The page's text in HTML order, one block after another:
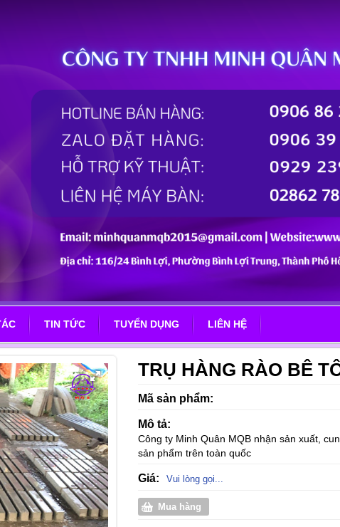
TIN TỨC TUYỂN DỤNG LIÊN HỆ
TRỤ HÀNG RÀO BÊ
Mã sản phẩm:
Mô tả:
Công ty Minh Quân MQB nhận sản xuất,
sản phẩm trên toàn quốc
Giá: Vui lòng gọi...
Mua hàng